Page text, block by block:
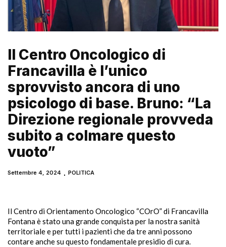
Il Centro Oncologico di
Francavilla è l’unico
sprovvisto ancora di uno
psicologo di base. Bruno: “La
Direzione regionale provveda
subito a colmare questo
vuoto”
Settembre 4, 2024 POLITICA
Il Centro di Orientamento Oncologico “COrO” di Francavilla
Fontana è stato una grande conquista per la nostra sanità
territoriale e per tutti i pazienti che da tre anni possono
contare anche su questo fondamentale presidio di cura.